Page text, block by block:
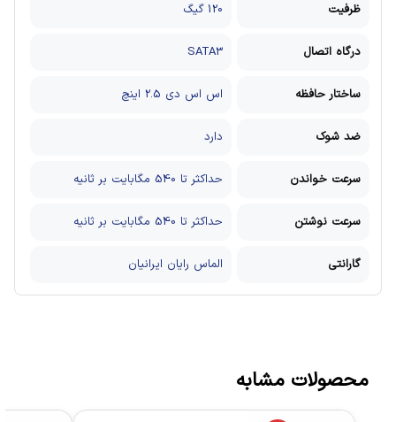
ظرفیت 120 گیگ
درگاه اتصال SATA3
ساختار حافظه اس اس دی 2.5 اینچ
ضد شوک دارد
سرعت خواندن حداکثر تا 540 مگابایت بر ثانیه
سرعت نوشتن حداکثر تا 540 مگابایت بر ثانیه
گارانتی الماس رایان ایرانیان
محصولات مشابه